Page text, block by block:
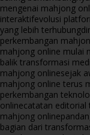
mengenai mahjong
interaktifevolusi
yang lebih terhubung
perkembangan
mahjong online mulai
balik transformasi
mahjong onlinesejak
mahjong online terus
perkembangan
onlinecatatan editorial
mahjong online
bagian dari